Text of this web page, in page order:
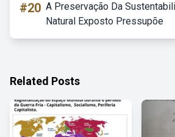
#20 A Preservação Da
Natural Exposto Pressupõe
Related Posts